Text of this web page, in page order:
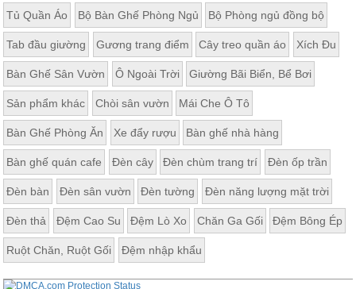
Tủ Quần Áo Bộ Bàn Ghế Phòng Ngủ Bộ Phòng ngủ đồng bộ
Tab đầu giường Gương trang điểm Cây treo quần áo Xích Đu
Bàn Ghế Sân Vườn Ô Ngoài Trời Giường Bãi Biển, Bể Bơi
Sản phẩm khác Chòi sân vườn Mái Che Ô Tô
Bàn Ghế Phòng Ăn Xe đẩy rượu Bàn ghế nhà hàng
Bàn ghế quán cafe Đèn cây Đèn chùm trang trí Đèn ốp trần
Đèn bàn Đèn sân vườn Đèn tường Đèn năng lượng mặt trời
Đèn thả Đệm Cao Su Đệm Lò Xo Chăn Ga Gối Đệm Bông Ép
Ruột Chăn, Ruột Gối Đệm nhập khẩu